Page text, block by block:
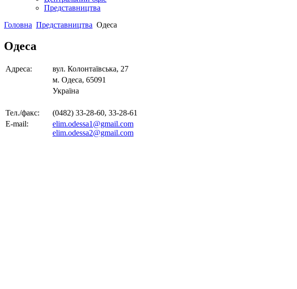
Представництва
Головна Представництва Одеса
Одеса
Адреса:
вул. Колонтаївська, 27
м. Одеса, 65091
Україна
Тел./факс:
(0482) 33-28-60, 33-28-61
E-mail:
elim.odessa1@gmail.com
elim.odessa2@gmail.com